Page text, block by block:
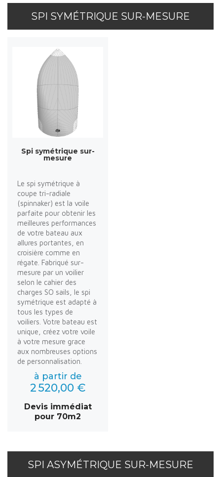
SPI SYMÉTRIQUE SUR-MESURE
Spi symétrique sur-
mesure
Le spi symétrique à
coupe tri-radiale
(spinnaker) est la voile
parfaite pour obtenir les
meilleures performances
de votre bateau aux
allures portantes, en
croisière comme en
régate. Fabriqué sur-
mesure par un voilier
selon le cahier des
charges SO sails, le spi
symétrique est adapté à
tous les types de
voiliers. Votre bateau est
unique, créez votre voile
à votre mesure grace
aux nombreuses options
de personnalisation.
à partir de
2 520,00 €
Devis immédiat
pour 70m2
SPI ASYMÉTRIQUE SUR-MESURE